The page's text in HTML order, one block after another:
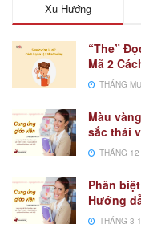
Xu Hướng
“The”
Mã 2
THÁNG
Màu
sắc thái
THÁNG
Phân
Hướng
THÁNG 3